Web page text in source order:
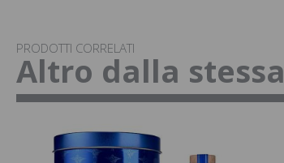
PRODOTTI CORRELATI
Altro dalla